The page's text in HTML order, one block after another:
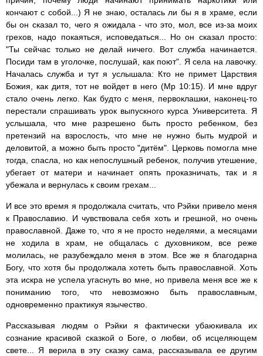
кончают с собой...) Я не знаю, осталась ли бы я в храме, если
бы он сказал то, чего я ожидала - что это, мол, все из-за моих
грехов, надо покаяться, исповедаться... Но он сказал просто:
"Ты сейчас только не делай ничего. Вот служба начинается.
Посиди там в уголочке, послушай, как поют". Я села на лавочку.
Началась служба и тут я услышала: Кто не примет Царствия
Божия, как дитя, тот не войдет в него (Мр 10:15). И мне вдруг
стало очень легко. Как будто с меня, первоклашки, наконец-то
перестали спрашивать урок выпускного курса Университета. Я
услышала, что мне разрешено быть просто ребенком, без
претензий на взрослость, что мне не нужно быть мудрой и
деловитой, а можно быть просто "дитём". Церковь помогла мне
тогда, спасла, но как непослушный ребенок, получив утешение,
убегает от матери и начинает опять проказничать, так и я
убежала и вернулась к своим грехам...
И все это время я продолжала считать, что Рэйки привело меня
к Православию. И чувствовала себя хоть и грешной, но очень
православной. Даже то, что я не просто неделями, а месяцами
не ходила в храм, не общалась с духовником, все реже
молилась, не разубеждало меня в этом. Все же я благодарна
Богу, что хотя бы продолжала хотеть быть православной. Хоть
эта искра не успела угаснуть во мне, но привела меня все же к
пониманию того, что невозможно быть православным,
одновременно практикуя язычество.
Рассказывая людям о Рэйки я фактически убаюкивала их
сознание красивой сказкой о Боге, о любви, об исцеляющем
свете... Я верила в эту сказку сама, рассказывала ее другим